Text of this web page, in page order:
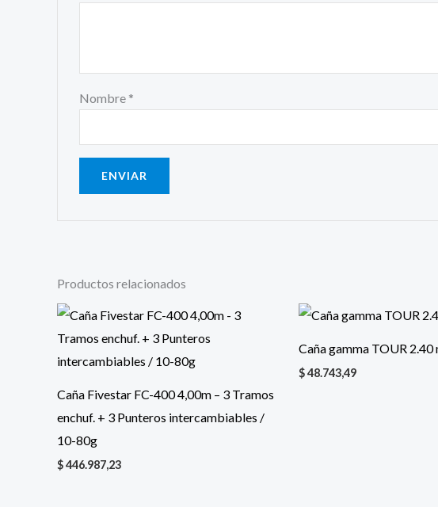
Nombre *
Productos relacionados
Caña Fivestar FC-400 4,00m – 3 Tramos
enchuf. + 3 Punteros intercambiables /
10-80g
$446.987,23
Caña gamma TOUR 2.40
$48.743,49